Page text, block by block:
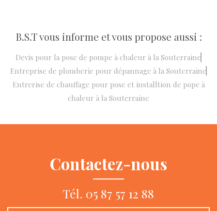
B.S.T vous informe et vous propose aussi :
Devis pour la pose de pompe à chaleur à la Souterraine
Entreprise de plomberie pour dépannage à la Souterraine
Entrerise de chauffage pour pose et installtion de pope à
chaleur à la Souterraine
Contactez-nous
Tél. 05 87 57 12 88